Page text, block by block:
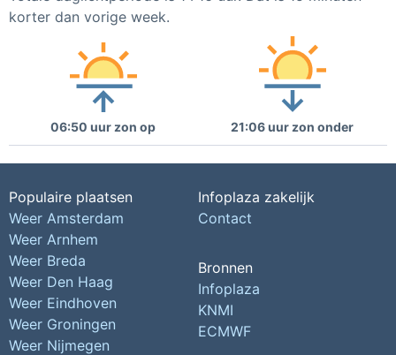
korter dan vorige week.
06:50 uur zon op 21:06 uur zon onder
Populaire plaatsen
Weer Amsterdam
Weer Arnhem
Weer Breda
Weer Den Haag
Weer Eindhoven
Weer Groningen
Weer Nijmegen
Infoplaza zakelijk
Contact
Bronnen
Infoplaza
KNMI
ECMWF